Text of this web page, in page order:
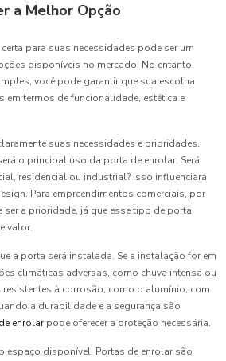
a Melhor Opção
para suas necessidades pode ser um
disponíveis no mercado. No entanto,
você pode garantir que sua escolha
em termos de funcionalidade, estética e
suas necessidades e prioridades.
o principal uso da porta de enrolar. Será
residencial ou industrial? Isso influenciará
Para empreendimentos comerciais, por
ser a prioridade, já que esse tipo de porta
valor.
a porta será instalada. Se a instalação for em
climáticas adversas, como chuva intensa ou
à corrosão, como o alumínio, com
a durabilidade e a segurança são
enrolarpode oferecer a proteção necessária.
espaço disponível. Portas de enrolar são